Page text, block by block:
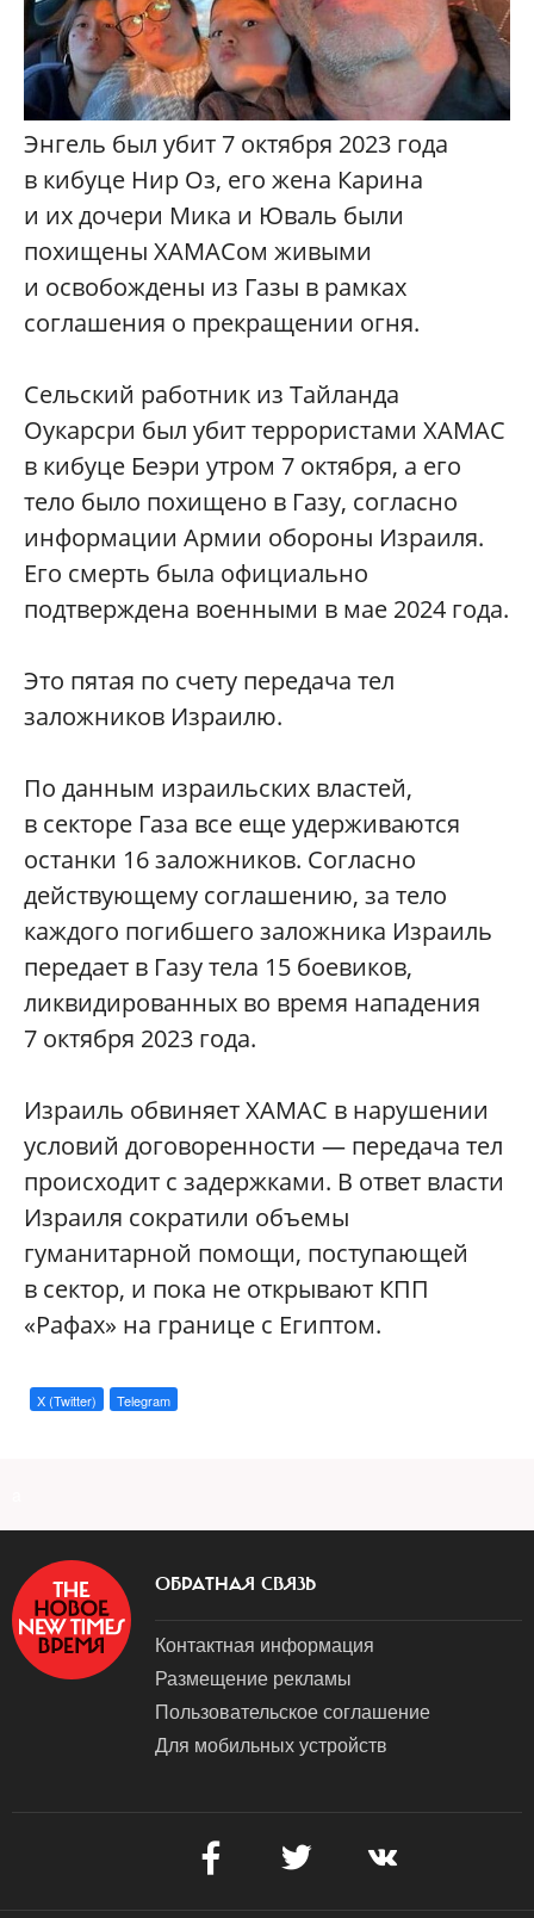
Энгель был убит 7 октября 2023 года
в кибуце Нир Оз, его жена Карина
и их дочери Мика и Юваль были
похищены ХАМАСом живыми
и освобождены из Газы в рамках
соглашения о прекращении огня.
Сельский работник из Тайланда
Оукарсри был убит террористами ХАМАС
в кибуце Беэри утром 7 октября, а его
тело было похищено в Газу, согласно
информации Армии обороны Израиля.
Его смерть была официально
подтверждена военными в мае 2024 года.
Это пятая по счету передача тел
заложников Израилю.
По данным израильских властей,
в секторе Газа все еще удерживаются
останки 16 заложников. Согласно
действующему соглашению, за тело
каждого погибшего заложника Израиль
передает в Газу тела 15 боевиков,
ликвидированных во время нападения
7 октября 2023 года.
Израиль обвиняет ХАМАС в нарушении
условий договоренности — передача тел
происходит с задержками. В ответ власти
Израиля сократили объемы
гуманитарной помощи, поступающей
в сектор, и пока не открывают КПП
«Рафах» на границе с Египтом.
X (Twitter) Telegram
ОБРАТНАЯ СВЯЗЬ
Контактная информация
Размещение рекламы
Пользовательское соглашение
Для мобильных устройств